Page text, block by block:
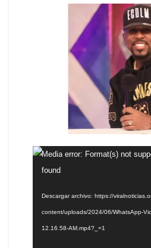
Reproductor
de
Media error: Format(s) not
found
Descargar archivo: https://
content/uploads/2024/06/WhatsApp-
12.16.58-AM.mp4?_=1